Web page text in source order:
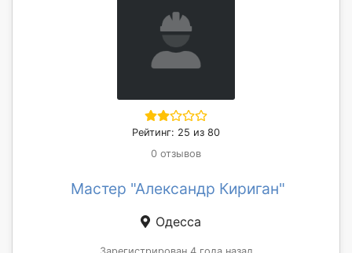
Рейтинг: 25 из 80
0 отзывов
Мастер "Александр Кириган"
Одесса